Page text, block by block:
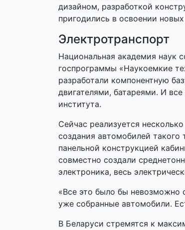
дизайном, разработкой
пригодились в освоении
Электротранспорт
Национальная академия наук
госпрограммы «Наукоемкие
разработали компонентную
двигателями, батареями. И
института.
Сейчас реализуется
создания автомобилей такого
панельной конструкцией
совместно создали
электроника, весь
«Все это было бы невозможно
уже собранные автомобили.
В Беларуси стремятся к